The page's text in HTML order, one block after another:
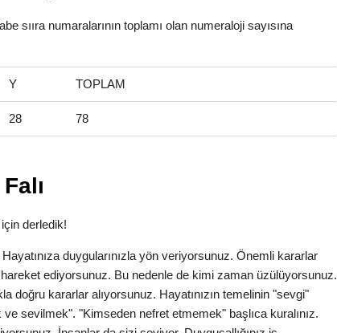
sııra numaralarının toplamı olan numeraloji sayısına
Y TOPLAM
28 78
derledik!
duygularınızla yön veriyorsunuz. Önemli kararlar
hareket ediyorsunuz. Bu nedenle de kimi zaman üzülüyorsunuz.
doğru kararlar alıyorsunuz. Hayatınızın temelinin "sevgi"
sevilmek". "Kimseden nefret etmemek" başlıca kuralınız.